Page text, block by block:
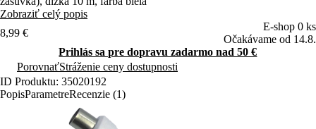
Zobraziť celý popis
8,99 €
E-shop 0 ks
Očakávame od 14.8.
Prihlás sa pre dopravu zadarmo nad 50 €
PorovnaťStráženie ceny dostupnosti
ID Produktu: 35020192
PopisParametreRecenzie (1)